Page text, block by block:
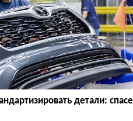
детали: спасе